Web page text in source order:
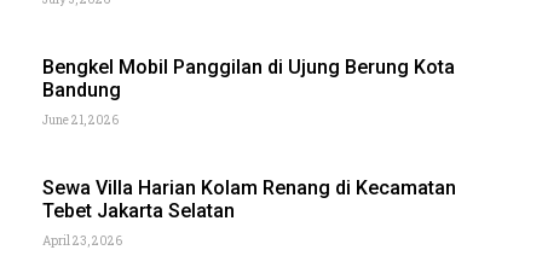
Bengkel Mobil Panggilan di Ujung Berung Kota
Bandung
June 21, 2026
Sewa Villa Harian Kolam Renang di Kecamatan
Tebet Jakarta Selatan
April 23, 2026